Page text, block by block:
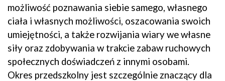
możliwość poznawania siebie samego, własnego
ciała i własnych możliwości, oszacowania swoich
umiejętności, a także rozwijania wiary we własne
siły oraz zdobywania w trakcie zabaw ruchowych
społecznych doświadczeń z innymi osobami.
Okres przedszkolny jest szczególnie znaczący dla